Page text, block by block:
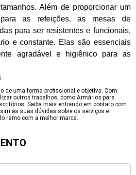
Além de proporcionar um
para as refeições, as mesas de
para ser resistentes e funcionais,
e constante. Elas são essenciais
agradável e higiênico para as
de uma forma profissional e objetiva. Com
outros trabalhos, como Armários para
Saiba mais entrando em contato com
as suas dúvidas sobre os serviços e
ramo com a melhor marca.